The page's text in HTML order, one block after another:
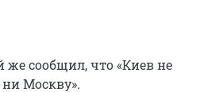
сообщил, что «Киев не
Москву».